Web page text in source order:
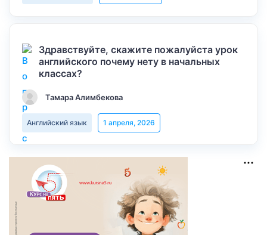
Здравствуйте, скажите пожалуйста урок
английского почему нету в начальных
классах?
Тамара Алимбекова
Английский язык 1 апреля, 2026